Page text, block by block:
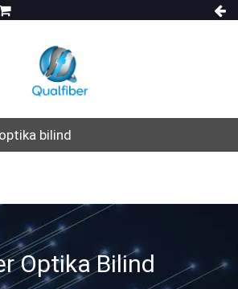
bilind
Optika Bilind